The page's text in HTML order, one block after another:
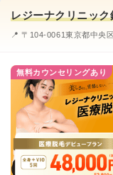
新橋駅前眼科皮膚
新橋汐留 小林クリ
エミナルクリニッ
レジーナクリニッ
湘南美容クリニッ
レジーナクリニック
📍 〒104-0061東京都中央
無料カウンセリングあり